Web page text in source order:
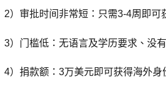
2）审批时间非常短：只需3-4周即可
3）门槛低：无语言及学历要求、没
4）捐款额：3万美元即可获得海外身